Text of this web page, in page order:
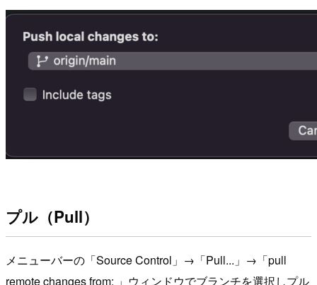
プル（Pull）
メニューバーの「Source Control」→「Pull...」→「pull
remote changes from: 」ウィンドウでブランチを選択しプル